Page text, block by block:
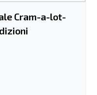
Cram-a-lot-